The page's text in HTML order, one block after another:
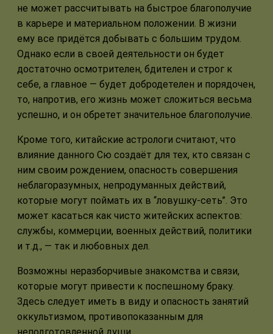
не может рассчитывать на быстрое благополучие
в карьере и материальном положении. В жизни
ему все придётся добывать с большим трудом.
Однако если в своей деятельности он будет
достаточно осмотрителен, бдителен и строг к
себе, а главное — будет добродетелен и порядочен,
то, напротив, его жизнь может сложиться весьма
успешно, и он обретет значительное благополучие.
Кроме того, китайские астрологи считают, что
влияние данного Сю создаёт для тех, кто связан с
ним своим рождением, опасность совершения
неблагоразумных, непродуманных действий,
которые могут поймать их в “ловушку-сеть”. Это
может касаться как чисто житейских аспектов:
службы, коммерции, военных действий, политики
и т.д., — так и любовных дел.
Возможны неразборчивые знакомства и связи,
которые могут привести к поспешному браку.
Здесь следует иметь в виду и опасность занятий
оккультизмом, противопоказанным для